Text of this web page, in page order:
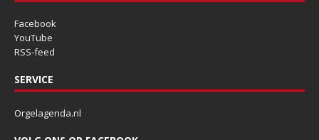
Facebook
YouTube
RSS-feed
SERVICE
Orgelagenda.nl